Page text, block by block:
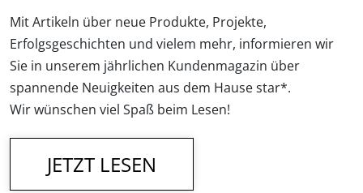
Mit Artikeln über neue Produkte, Projekte,
Erfolgsgeschichten und vielem mehr, informieren wir
Sie in unserem jährlichen Kundenmagazin über
spannende Neuigkeiten aus dem Hause star*.
Wir wünschen viel Spaß beim Lesen!
JETZT LESEN